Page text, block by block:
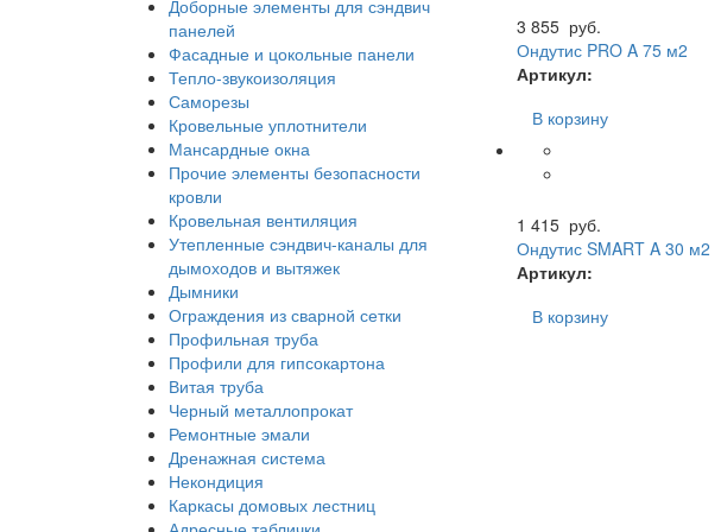
Доборные элементы для сэндвич
панелей
Фасадные и цокольные панели
Тепло-звукоизоляция
Саморезы
Кровельные уплотнители
Мансардные окна
Прочие элементы безопасности
кровли
Кровельная вентиляция
Утепленные сэндвич-каналы для
дымоходов и вытяжек
Дымники
Ограждения из сварной сетки
Профильная труба
Профили для гипсокартона
Витая труба
Черный металлопрокат
Ремонтные эмали
Дренажная система
Некондиция
Каркасы домовых лестниц
3 855 руб.
Ондутис PRO A 75 м2
Артикул:
В корзину
1 415 руб.
Ондутис SMART A 30 м2
Артикул:
В корзину